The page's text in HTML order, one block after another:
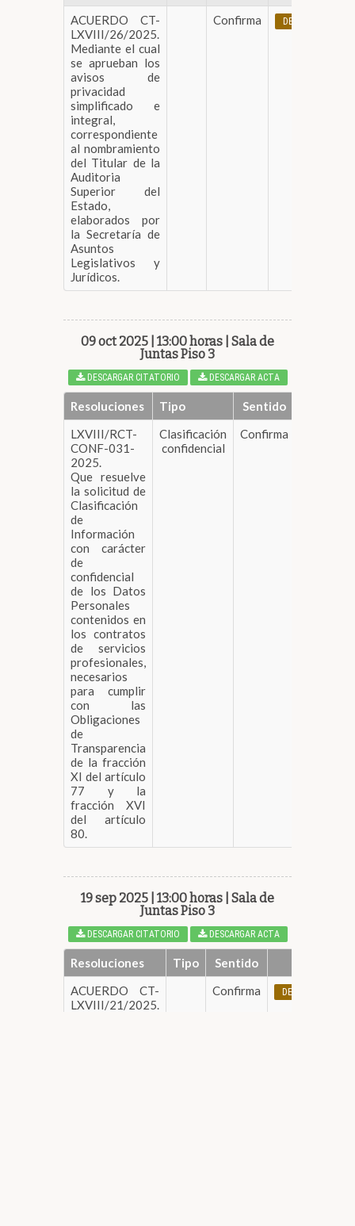
ACUERDO CT-
LXVIII/26/2025.
Mediante el cual
se aprueban los
avisos de
privacidad
simplificado e
integral,
correspondiente
al nombramiento
del Titular de la
Auditoria
Superior del
Estado,
elaborados por
la Secretaría de
Asuntos
Legislativos y
Jurídicos.
Confirma DESCARGAR
09 oct 2025 | 13:00 horas | Sala de
Juntas Piso 3
DESCARGAR CITATORIO DESCARGAR ACTA
Resoluciones Tipo
Sentido
LXVIII/RCT-
CONF-031-
2025.
Que resuelve
la solicitud de
Clasificación
de
Información
con carácter
de
confidencial
de los Datos
Personales
contenidos en
los contratos
de servicios
profesionales,
necesarios
para cumplir
con las
Obligaciones
de
Transparencia
de la fracción
XI del artículo
77 y la
fracción XVI
del artículo
80.
Clasificación
confidencial
Confirma
19 sep 2025 | 13:00 horas | Sala de
Juntas Piso 3
DESCARGAR CITATORIO DESCARGAR ACTA
Resoluciones Tipo
Sentido
ACUERDO CT-
LXVIII/21/2025.
Confirma DESCARGAR